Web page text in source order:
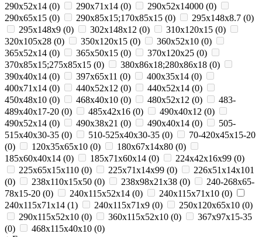
290x52x14 (0) 290x71x14 (0) 290х52х14000 (0)
290х65х15 (0) 290х85х15;170х85х15 (0) 295х148х8.7 (0)
295х148х9 (0) 302х148х12 (0) 310x120x15 (0)
320x105x28 (0) 350x120x15 (0) 360х52х10 (0)
365x52x14 (0) 365х50х15 (0) 370х120х25 (0)
370х85х15;275х85х15 (0) 380х86х18;280х86х18 (0)
390x40x14 (0) 397x65x11 (0) 400х35х14 (0)
400х71х14 (0) 440x52x12 (0) 440х52х14 (0)
450x48x10 (0) 468x40x10 (0) 480х52х12 (0)
483-
489x40x17-20 (0) 485х42х16 (0) 490x40x12 (0)
490x52x14 (0) 490х38х21 (0) 490х40х14 (0)
505-
515x40x30-35 (0) 510-525x40x30-35 (0)
70-420x45x15-20
(0) 120x35x65x10 (0) 180х67х14х80 (0)
185x60x40x14 (0) 185х71х60х14 (0) 224х42х16х99 (0)
225х65х15х110 (0) 225х71х14х99 (0)
226х51х14х101
(0) 238х110х15х50 (0) 238х98х21х38 (0)
240-268x65-
78x15-20 (0) 240x115x52x14 (0) 240x115x71x10 (0)
240x115x71x14 (1) 240x115x71x9 (0) 250x120x65x10 (0)
290x115x52x10 (0) 360x115x52x10 (0)
367x97x15-35
(0) 468x115x40x10 (0)